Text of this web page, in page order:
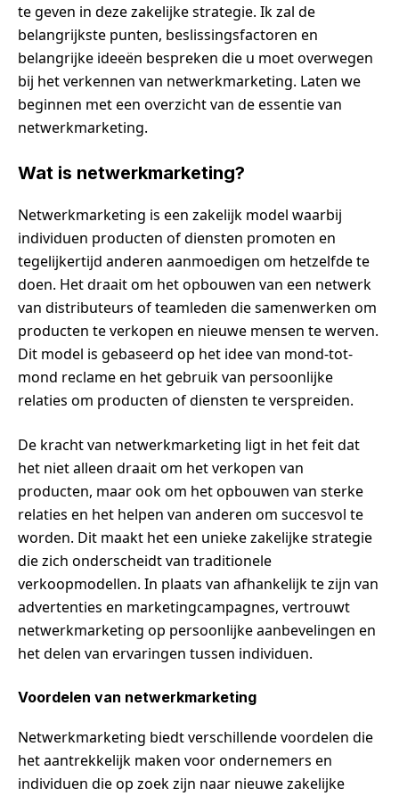
te geven in deze zakelijke strategie. Ik zal de
belangrijkste punten, beslissingsfactoren en
belangrijke ideeën bespreken die u moet overwegen
bij het verkennen van netwerkmarketing. Laten we
beginnen met een overzicht van de essentie van
netwerkmarketing.
Wat is netwerkmarketing?
Netwerkmarketing is een zakelijk model waarbij
individuen producten of diensten promoten en
tegelijkertijd anderen aanmoedigen om hetzelfde te
doen. Het draait om het opbouwen van een netwerk
van distributeurs of teamleden die samenwerken om
producten te verkopen en nieuwe mensen te werven.
Dit model is gebaseerd op het idee van mond-tot-
mond reclame en het gebruik van persoonlijke
relaties om producten of diensten te verspreiden.
De kracht van netwerkmarketing ligt in het feit dat
het niet alleen draait om het verkopen van
producten, maar ook om het opbouwen van sterke
relaties en het helpen van anderen om succesvol te
worden. Dit maakt het een unieke zakelijke strategie
die zich onderscheidt van traditionele
verkoopmodellen. In plaats van afhankelijk te zijn van
advertenties en marketingcampagnes, vertrouwt
netwerkmarketing op persoonlijke aanbevelingen en
het delen van ervaringen tussen individuen.
Voordelen van netwerkmarketing
Netwerkmarketing biedt verschillende voordelen die
het aantrekkelijk maken voor ondernemers en
individuen die op zoek zijn naar nieuwe zakelijke